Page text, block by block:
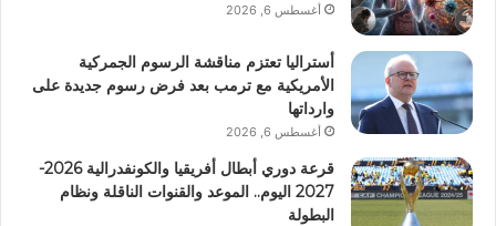
أغسطس 6, 2026
أستراليا تعتزم مناقشة الرسوم الجمركية
الأمريكية مع ترمب بعد فرض رسوم جديدة على
وارداتها
أغسطس 6, 2026
قرعة دوري أبطال أفريقيا والكونفدرالية 2026-
2027 اليوم.. الموعد والقنوات الناقلة ونظام
البطولة